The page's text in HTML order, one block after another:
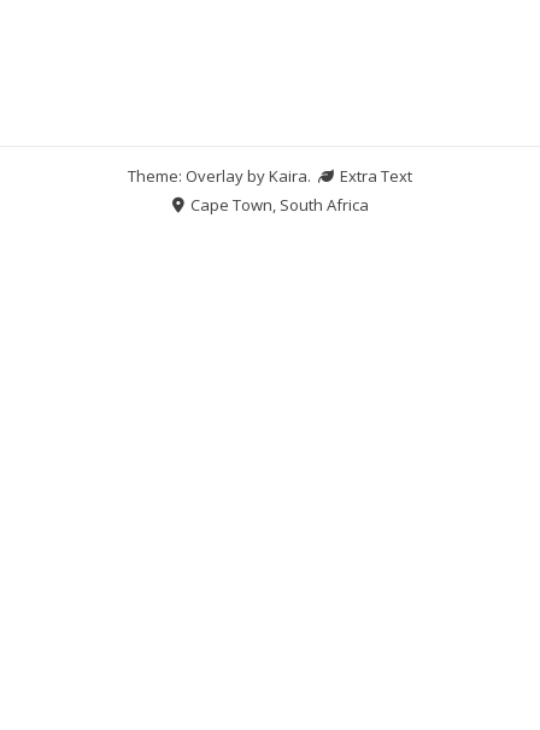
Theme: Overlay byKaira.
Extra Text
Cape Town, South Africa